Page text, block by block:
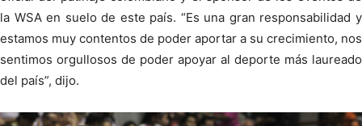
la WSA en suelo de este país. “Es una gran responsabilidad y
estamos muy contentos de poder aportar a su crecimiento, nos
sentimos orgullosos de poder apoyar al deporte más laureado
del país”, dijo.